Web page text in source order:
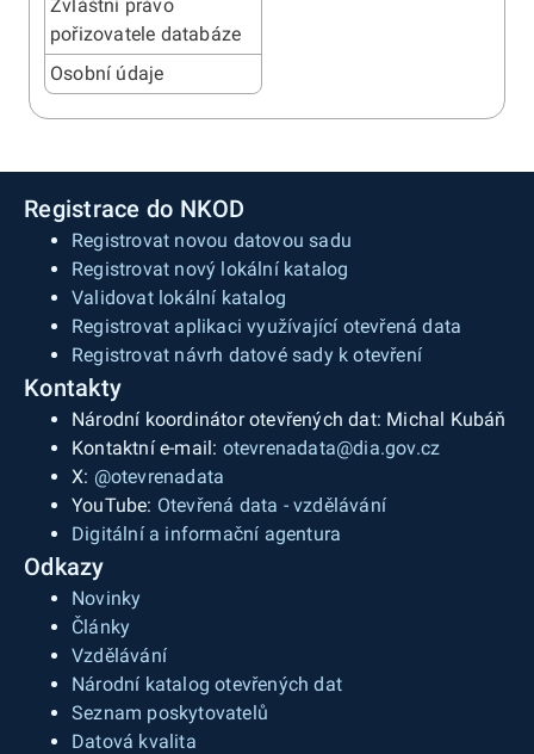
Zvláštní právo
pořizovatele databáze
Osobní údaje
Registrace do NKOD
Registrovat novou datovou sadu
Registrovat nový lokální katalog
Validovat lokální katalog
Registrovat aplikaci využívající otevřená data
Registrovat návrh datové sady k otevření
Kontakty
Národní koordinátor otevřených dat: Michal Kubáň
Kontaktní e-mail: otevrenadata@dia.gov.cz
X: @otevrenadata
YouTube: Otevřená data - vzdělávání
Digitální a informační agentura
Odkazy
Novinky
Články
Vzdělávání
Národní katalog otevřených dat
Seznam poskytovatelů
Datová kvalita